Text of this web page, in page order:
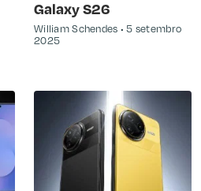
Galaxy S26
William Schendes
5 setembro
2025